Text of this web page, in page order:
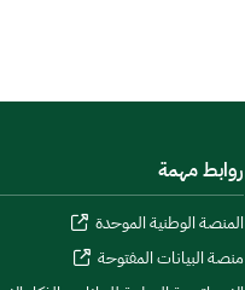
روابط مهمة
المنصة الوطنية الموحدة
منصة البيانات المفتوحة